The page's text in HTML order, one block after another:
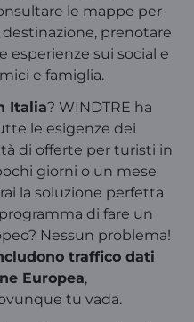
le mappe per
prenotare
esperienze sui social e
e famiglia.
Italia? WINDTRE ha
le esigenze dei
di offerte per turisti in
giorni o un mese
la soluzione perfetta
di fare un
Nessun problema!
traffico dati
Europea,
tu vada.